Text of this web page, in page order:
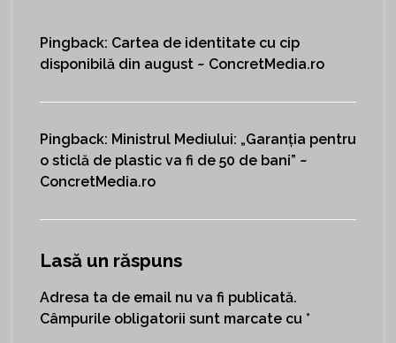
Pingback: Cartea de identitate cu cip
disponibilă din august ~ ConcretMedia.ro
Pingback: Ministrul Mediului: „Garanția pentru
o sticlă de plastic va fi de 50 de bani” ~
ConcretMedia.ro
Lasă un răspuns
Adresa ta de email nu va fi publicată.
Câmpurile obligatorii sunt marcate cu *